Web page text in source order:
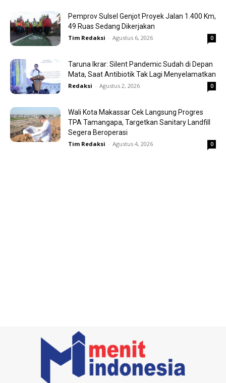
Pemprov Sulsel Genjot Proyek Jalan 1.400 Km,
49 Ruas Sedang Dikerjakan
Tim Redaksi - Agustus 6, 2026 0
Taruna Ikrar: Silent Pandemic Sudah di Depan
Mata, Saat Antibiotik Tak Lagi Menyelamatkan
Redaksi - Agustus 2, 2026 0
Wali Kota Makassar Cek Langsung Progres
TPA Tamangapa, Targetkan Sanitary Landfill
Segera Beroperasi
Tim Redaksi - Agustus 4, 2026 0